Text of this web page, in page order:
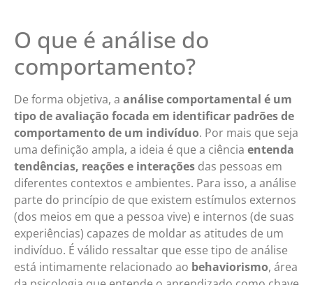
O que é análise do
comportamento?
De forma objetiva, a análise comportamental é um
tipo de avaliação focada em identificar padrões de
comportamento de um indivíduo. Por mais que seja
uma definição ampla, a ideia é que a ciência entenda
tendências, reações e interações das pessoas em
diferentes contextos e ambientes. Para isso, a análise
parte do princípio de que existem estímulos externos
(dos meios em que a pessoa vive) e internos (de suas
experiências) capazes de moldar as atitudes de um
indivíduo. É válido ressaltar que esse tipo de análise
está intimamente relacionado ao behaviorismo, área